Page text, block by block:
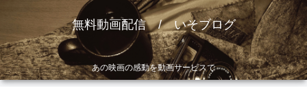
無料動画配信 / いそブログ
あの映画の感動を動画サービスで